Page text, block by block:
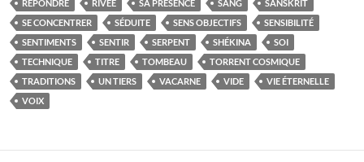
RÉPONDRE RIVÉE SA PRÉSENCE SANG
SANSKRIT
SE CONCENTRER
SÉDUITE SENS OBJECTIFS
SENSIBILITÉ
SENTIMENTS
SENTIR SERPENT SHÉKINA
SOI
TECHNIQUE
TITRE TOMBEAU
TORRENT COSMIQUE
TRADITIONS
UN TIERS VACARNE VIDE
VIE ÉTERNELLE
VOIX